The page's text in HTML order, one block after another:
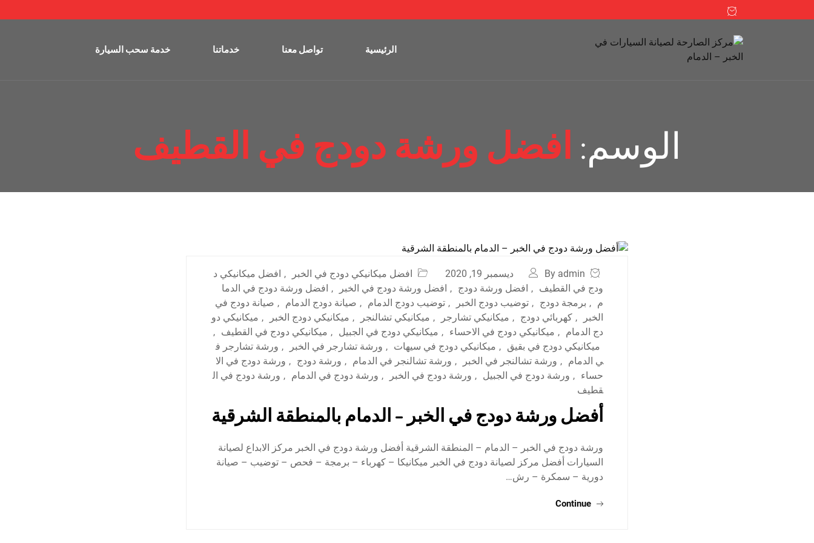
الرئيسية تواصل معنا خدماتنا خدمة سحب السيارة
الوسم: افضل ورشة دودج في القطيف
By admin ديسمبر 19, 2020 افضل ميكانيكي دودج في الخبر , افضل ميكانيكي د
ودج في القطيف , افضل ورشة دودج , افضل ورشة دودج في الخبر , افضل ورشة دودج في الدما
م , برمجة دودج , توضيب دودج الخبر , توضيب دودج الدمام , صيانة دودج الدمام , صيانة دودج في
الخبر
, كهربائي دودج , ميكانيكي تشارجر , ميكانيكي تشالنجر , ميكانيكي دودج الخبر , ميكانيكي دو
دج الدمام , ميكانيكي دودج في الاحساء , ميكانيكي دودج في الجبيل , ميكانيكي دودج في القطيف ,
ميكانيكي دودج في بقيق , ميكانيكي دودج في سيهات , ورشة تشارجر في الخبر , ورشة تشارجر ف
ي الدمام , ورشة تشالنجر في الخبر , ورشة تشالنجر في الدمام , ورشة دودج , ورشة دودج في الا
حساء , ورشة دودج في الجبيل , ورشة دودج في الخبر , ورشة دودج في الدمام , ورشة دودج في ال
قطيف
أفضل ورشة دودج في الخبر – الدمام بالمنطقة الشرقية
ورشة دودج في الخبر – الدمام – المنطقة الشرقية أفضل ورشة دودج في الخبر مركز الابداع لصيانة
السيارات أفضل مركز لصيانة دودج في الخبر ميكانيكا – كهرباء – برمجة – فحص – توضيب – صيانة
دورية – سمكرة – رش…
Continue